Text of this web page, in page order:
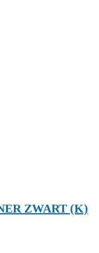
ZWART (K)